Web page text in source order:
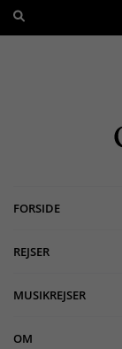
FORSIDE
REJSER
MUSIKREJSER
OM